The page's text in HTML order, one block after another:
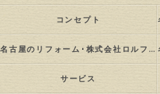
コンセプト
名古屋のリフォーム･株式会社ロルフの評判
サービス